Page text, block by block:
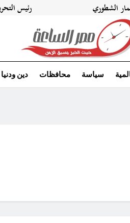
سياسة محافظات دين ودنيا